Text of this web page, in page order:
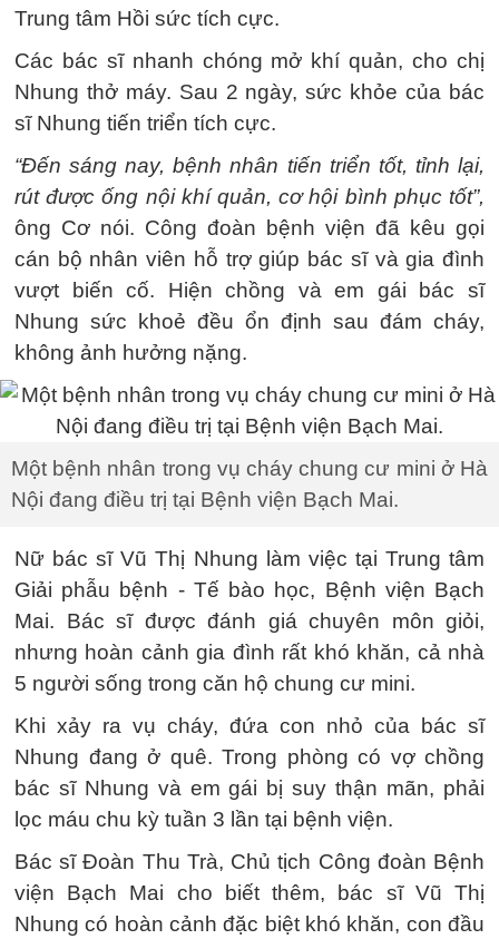
Trung tâm Hồi sức tích cực.
Các bác sĩ nhanh chóng mở khí quản, cho chị
Nhung thở máy. Sau 2 ngày, sức khỏe của bác
sĩ Nhung tiến triển tích cực.
“Đến sáng nay, bệnh nhân tiến triển tốt, tỉnh lại,
rút được ống nội khí quản, cơ hội bình phục tốt”,
ông Cơ nói. Công đoàn bệnh viện đã kêu gọi
cán bộ nhân viên hỗ trợ giúp bác sĩ và gia đình
vượt biến cố. Hiện chồng và em gái bác sĩ
Nhung sức khoẻ đều ổn định sau đám cháy,
không ảnh hưởng nặng.
Một bệnh nhân trong vụ cháy chung cư mini ở Hà
Nội đang điều trị tại Bệnh viện Bạch Mai.
Nữ bác sĩ Vũ Thị Nhung làm việc tại Trung tâm
Giải phẫu bệnh - Tế bào học, Bệnh viện Bạch
Mai. Bác sĩ được đánh giá chuyên môn giỏi,
nhưng hoàn cảnh gia đình rất khó khăn, cả nhà
5 người sống trong căn hộ chung cư mini.
Khi xảy ra vụ cháy, đứa con nhỏ của bác sĩ
Nhung đang ở quê. Trong phòng có vợ chồng
bác sĩ Nhung và em gái bị suy thận mãn, phải
lọc máu chu kỳ tuần 3 lần tại bệnh viện.
Bác sĩ Đoàn Thu Trà, Chủ tịch Công đoàn Bệnh
viện Bạch Mai cho biết thêm, bác sĩ Vũ Thị
Nhung có hoàn cảnh đặc biệt khó khăn, con đầu